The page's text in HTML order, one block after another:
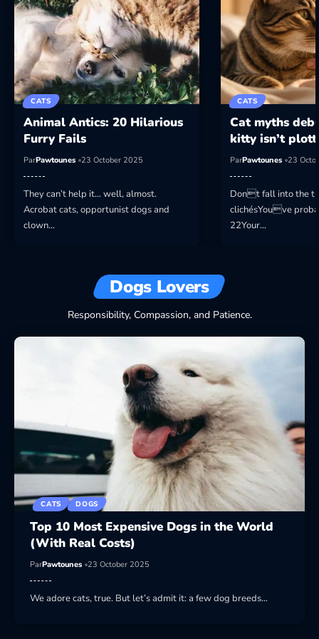
CATS
Animal Antics: 20 Hilarious
Furry Fails
ParPawtounes 23 October 2025
They can’t help it… well, almost.
Acrobat cats, opportunist dogs and
clown…
CATS
Cat myths
kitty isn’t
ParPawtounes 23
Dont fall into the
clichésYouve
22Your…
Dogs Lovers
Responsibility, Compassion, and Patience.
CATS DOGS
Top 10 Most Expensive Dogs in the World
(With Real Costs)
ParPawtounes 23 October 2025
We adore cats, true. But let’s admit it: a few dog breeds…